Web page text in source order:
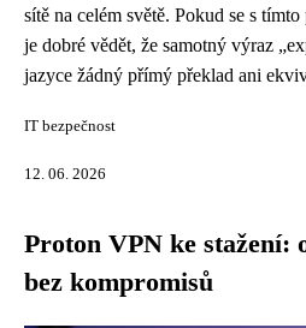
sítě na celém světě. Pokud se s
je dobré vědět, že samotný výraz
jazyce žádný přímý překlad ani
IT bezpečnost
12. 06. 2026
Proton VPN ke stažení:
bez kompromisů